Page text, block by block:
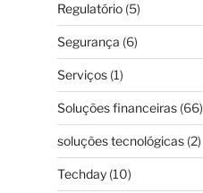
Regulatório(5)
Segurança (6)
Serviços(1)
Soluções financeiras(66)
soluções tecnológicas(2)
Techday(10)